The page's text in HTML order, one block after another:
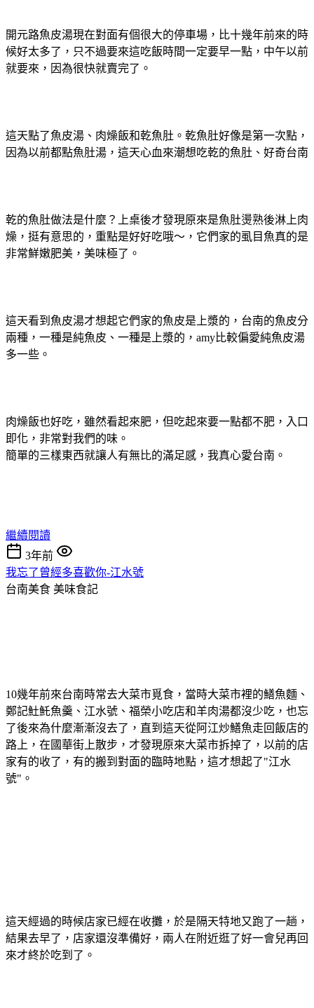
開元路魚皮湯現在對面有個很大的停車場，比十幾年前來的時
候好太多了，只不過要來這吃飯時間一定要早一點，中午以前
就要來，因為很快就賣完了。
這天點了魚皮湯、肉燥飯和乾魚肚。乾魚肚好像是第一次點，
因為以前都點魚肚湯，這天心血來潮想吃乾的魚肚、好奇台南
乾的魚肚做法是什麼？上桌後才發現原來是魚肚燙熟後淋上肉
燥，挺有意思的，重點是好好吃哦～，它們家的虱目魚真的是
非常鮮嫩肥美，美味極了。
這天看到魚皮湯才想起它們家的魚皮是上漿的，台南的魚皮分
兩種，一種是純魚皮、一種是上漿的，amy比較偏愛純魚皮湯
多一些。
肉燥飯也好吃，雖然看起來肥，但吃起來要一點都不肥，入口
即化，非常對我們的味。
簡單的三樣東西就讓人有無比的滿足感，我真心愛台南。
繼續閱讀
3年前
我忘了曾經多喜歡你-江水號
台南美食 美味食記
10幾年前來台南時常去大菜市覓食，當時大菜市裡的鱔魚麵、
鄭記𩵚魠魚羹、江水號、福榮小吃店和羊肉湯都沒少吃，也忘
了後來為什麼漸漸沒去了，直到這天從阿江炒鱔魚走回飯店的
路上，在國華街上散步，才發現原來大菜市拆掉了，以前的店
家有的收了，有的搬到對面的臨時地點，這才想起了"江水
號"。
這天經過的時候店家已經在收攤，於是隔天特地又跑了一趟，
結果去早了，店家還沒準備好，兩人在附近逛了好一會兒再回
來才終於吃到了。